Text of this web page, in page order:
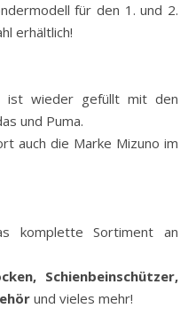
für den 1. und 2.
erhältlich!
ist wieder gefüllt mit den
und Puma.
auch die Marke Mizuno im
komplette Sortiment an
Schienbeinschützer,
und vieles mehr!